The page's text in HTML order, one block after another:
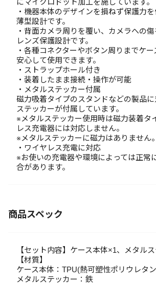
にマイクロドット加工を施しています。
・機器本体のデザインを損ねず保護力
薄型設計です。
・背面カメラ周りを覆い、カメラへの
レンズ保護設計です。
・各種コネクターやボタン周りまでケー
安心して使用できます。
・ストラップホール付き
・装着したまま接続・操作が可能
・メタルステッカー付属
磁力吸着タイプのスタンドなどの製品
ステッカーが付属しています。
※メタルステッカー使用時は磁力装着タ
レス充電器には対応しません。
※メタルステッカーに磁力はありません。
・ワイヤレス充電に対応
※お使いの充電器や環境によっては正常
合があります。
商品スペック
【セット内容】ケース本体×1、メタル
【材質】
ケース本体：TPU(熱可塑性ポリウレタ
メタルステッカー：鉄